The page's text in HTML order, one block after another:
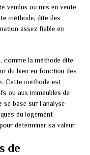
vendus ou mis en vente
méthode, dite des
assez fiable en
comme la méthode dite
du bien en fonction des
Cette méthode est
ou aux immeubles de
se base sur l’analyse
du logement
déterminer sa valeur.
de